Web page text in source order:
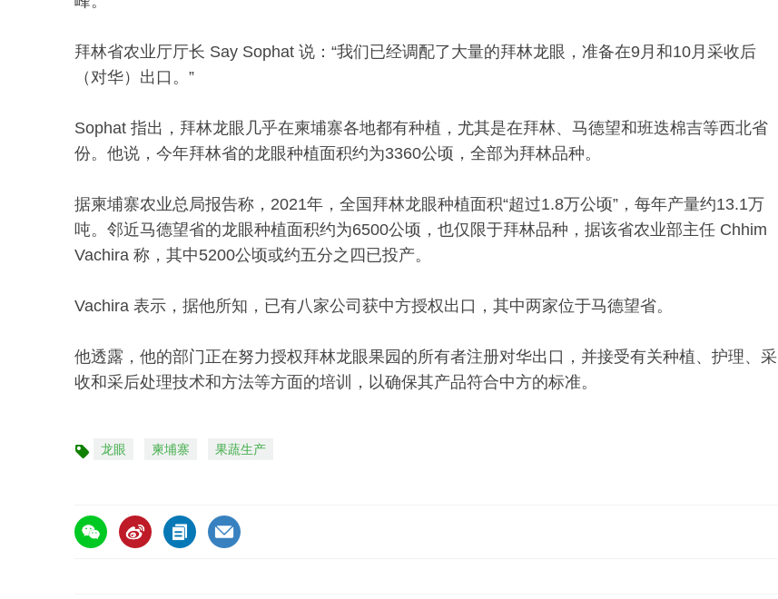
拜林省农业厅厅长 Say Sophat 说：“我们已经调配了大量的拜林龙眼，准备在9月和10月采收后
（对华）出口。”
Sophat 指出，拜林龙眼几乎在柬埔寨各地都有种植，尤其是在拜林、马德望和班迭棉吉等西北省
份。他说，今年拜林省的龙眼种植面积约为3360公顷，全部为拜林品种。
据柬埔寨农业总局报告称，2021年，全国拜林龙眼种植面积“超过1.8万公顷”，每年产量约13.1万
吨。邻近马德望省的龙眼种植面积约为6500公顷，也仅限于拜林品种，据该省农业部主任 Chhim
Vachira 称，其中5200公顷或约五分之四已投产。
Vachira 表示，据他所知，已有八家公司获中方授权出口，其中两家位于马德望省。
他透露，他的部门正在努力授权拜林龙眼果园的所有者注册对华出口，并接受有关种植、护理、采
收和采后处理技术和方法等方面的培训，以确保其产品符合中方的标准。
标 龙眼 柬埔寨 果蔬生产